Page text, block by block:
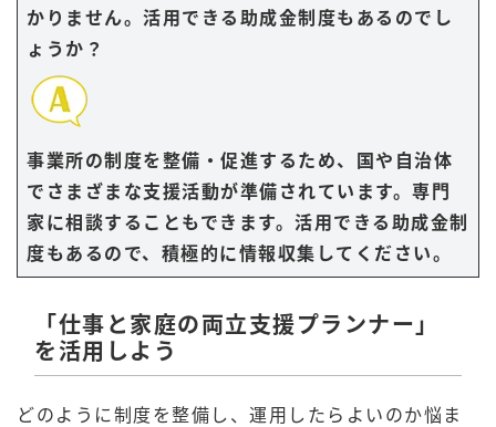
かりません。活用できる助成金制度もあるのでし
ょうか？
事業所の制度を整備・促進するため、国や自治体
でさまざまな支援活動が準備されています。専門
家に相談することもできます。活用できる助成金制
度もあるので、積極的に情報収集してください。
「仕事と家庭の両立支援プランナー」
を活用しよう
どのように制度を整備し、運用したらよいのか悩ま